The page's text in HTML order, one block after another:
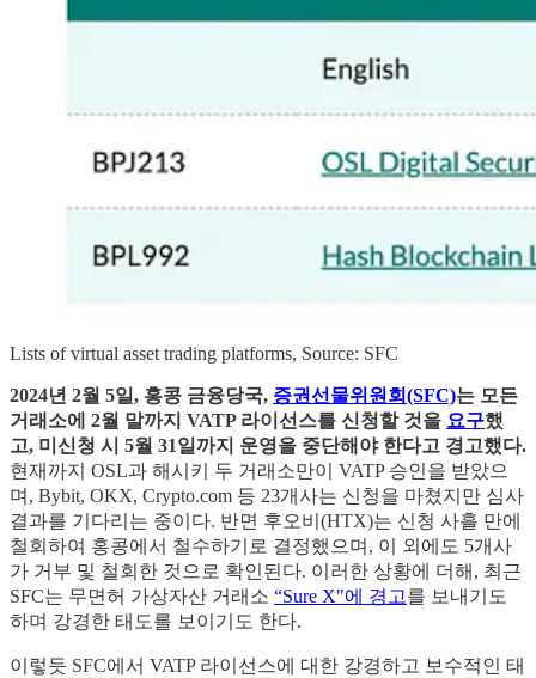
Lists of virtual asset trading platforms, Source: SFC
2024년 2월 5일, 홍콩 금융당국, 증권선물위원회(SFC)는 모든
거래소에 2월 말까지 VATP 라이선스를 신청할 것을 요구했
고, 미신청 시 5월 31일까지 운영을 중단해야 한다고 경고했다.
현재까지 OSL과 해시키 두 거래소만이 VATP 승인을 받았으
며, Bybit, OKX, Crypto.com 등 23개사는 신청을 마쳤지만 심사
결과를 기다리는 중이다. 반면 후오비(HTX)는 신청 사흘 만에
철회하여 홍콩에서 철수하기로 결정했으며, 이 외에도 5개사
가 거부 및 철회한 것으로 확인된다. 이러한 상황에 더해, 최근
SFC는 무면허 가상자산 거래소 “Sure X"에 경고를 보내기도
하며 강경한 태도를 보이기도 한다.
이렇듯 SFC에서 VATP 라이선스에 대한 강경하고 보수적인 태